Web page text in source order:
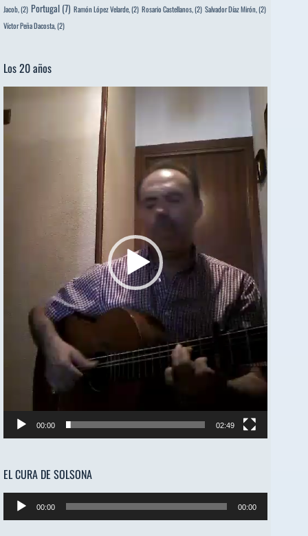
Jacob, (2) Portugal (7) Ramón López Velarde, (2) Rosario Castellanos, (2) Salvador Díaz Mirón, (2)
Víctor Peña Dacosta, (2)
Los 20 años
de
vídeo
00:00 02:49
EL CURA DE SOLSONA
Reproductor
de
00:00 00:00